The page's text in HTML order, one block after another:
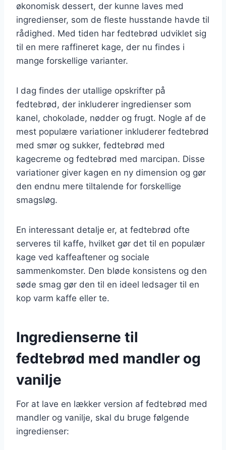
økonomisk dessert, der kunne laves med
ingredienser, som de fleste husstande havde til
rådighed. Med tiden har fedtebrød udviklet sig
til en mere raffineret kage, der nu findes i
mange forskellige varianter.
I dag findes der utallige opskrifter på
fedtebrød, der inkluderer ingredienser som
kanel, chokolade, nødder og frugt. Nogle af de
mest populære variationer inkluderer fedtebrød
med smør og sukker, fedtebrød med
kagecreme og fedtebrød med marcipan. Disse
variationer giver kagen en ny dimension og gør
den endnu mere tiltalende for forskellige
smagsløg.
En interessant detalje er, at fedtebrød ofte
serveres til kaffe, hvilket gør det til en populær
kage ved kaffeaftener og sociale
sammenkomster. Den bløde konsistens og den
søde smag gør den til en ideel ledsager til en
kop varm kaffe eller te.
Ingredienserne til
fedtebrød med mandler og
vanilje
For at lave en lækker version af fedtebrød med
mandler og vanilje, skal du bruge følgende
ingredienser: